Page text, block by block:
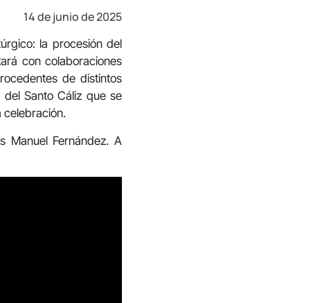
14 de junio de 2025
la procesión del
con colaboraciones
de distintos
Santo Cáliz que se
celebración.
Manuel Fernández. A